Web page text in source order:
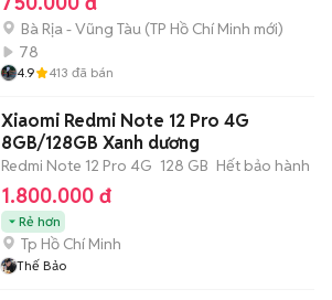
Bà Rịa - Vũng Tàu (TP Hồ Chí Minh mới)
78
4.9 413 đã bán
Xiaomi Redmi Note 12 Pro 4G
8GB/128GB Xanh dương
Redmi Note 12 Pro 4G 128 GB Hết bảo hành
1.800.000 đ
Rẻ hơn
Tp Hồ Chí Minh
Thế Bảo